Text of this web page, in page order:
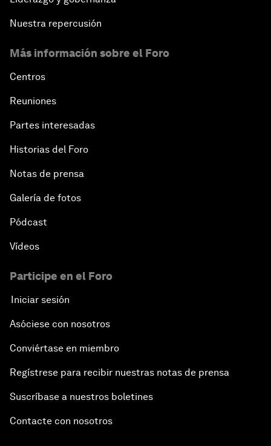
Nuestra repercusión
Más información sobre el Foro
Centros
Reuniones
Partes interesadas
Historias del Foro
Notas de prensa
Galería de fotos
Pódcast
Vídeos
Participe en el Foro
Iniciar sesión
Asóciese con nosotros
Conviértase en miembro
Regístrese para recibir nuestras notas de prensa
Suscríbase a nuestros boletines
Contacte con nosotros